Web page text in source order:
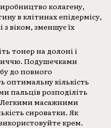
колагену,
в клітинах епідермісу,
з віком, зменшує їх
тонер на долоні і
Подушечками
до повного
оптимальну кількість
пальців розподіліть
масажними
сироватки. Як
крем.